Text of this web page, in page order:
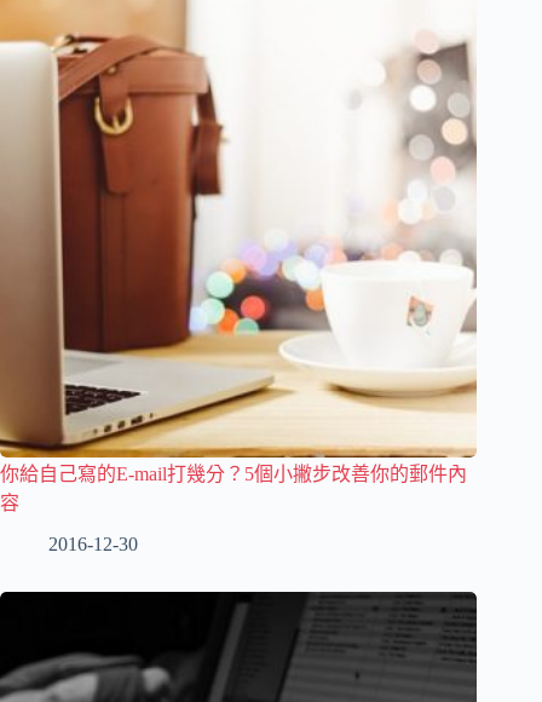
你給自己寫的E-mail打幾分？5個小撇步改善你的郵件內
容
2016-12-30